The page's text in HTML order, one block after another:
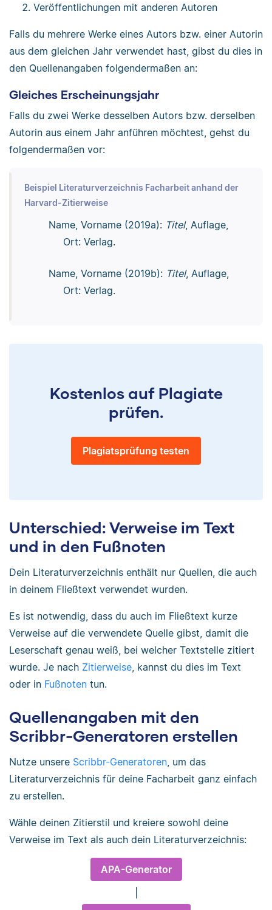
Veröffentlichungen mit anderen Autoren
Falls du mehrere Werke eines Autors bzw. einer Autorin
aus dem gleichen Jahr verwendet hast, gibst du dies in
den Quellenangaben folgendermaßen an:
Gleiches Erscheinungsjahr
Falls du zwei Werke desselben Autors bzw. derselben
Autorin aus einem Jahr anführen möchtest, gehst du
folgendermaßen vor:
Beispiel Literaturverzeichnis Facharbeit anhand der
Harvard-Zitierweise
Name, Vorname (2019a): Titel, Auflage,
Ort: Verlag.
Name, Vorname (2019b): Titel, Auflage,
Ort: Verlag.
Kostenlos auf Plagiate
prüfen.
Plagiatsprüfung testen
Unterschied: Verweise im Text
und in den Fußnoten
Dein Literaturverzeichnis enthält nur Quellen, die auch
in deinem Fließtext verwendet wurden.
Es ist notwendig, dass du auch im Fließtext kurze
Verweise auf die verwendete Quelle gibst, damit die
Leserschaft genau weiß, bei welcher Textstelle zitiert
wurde. Je nach Zitierweise , kannst du dies im Text
oder in Fußnoten tun.
Quellenangaben mit den
Scribbr-Generatoren erstellen
Nutze unsere Scribbr-Generatoren , um das
Literaturverzeichnis für deine Facharbeit ganz einfach
zu erstellen.
Wähle deinen Zitierstil und kreiere sowohl deine
Verweise im Text als auch dein Literaturverzeichnis:
APA-Generator